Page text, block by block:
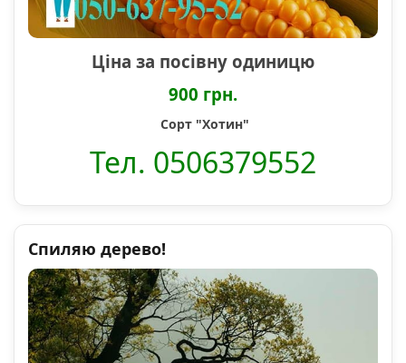
Ціна за посівну одиницю
900 грн.
Сорт "Хотин"
Тел. 0506379552
Спиляю дерево!